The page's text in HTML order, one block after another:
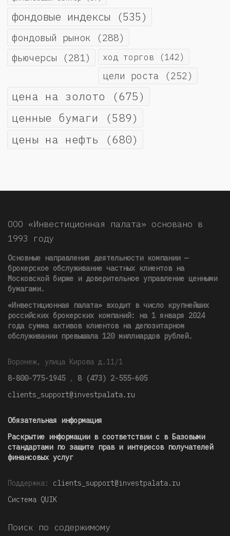
фондовые индексы (535)
фондовый рынок (288)
фьючерсы (281) ход торгов (142)
цели роста (252)
цена на золото (675)
ценные бумаги (589)
цены на нефть (680)
ООО «Инвестиционная палата» основано в
1993 году
Основные направления деятельности компании —
брокерское обслуживание частных клиентов на
Московской бирже и доверительное управление ценными
бумагами.
«Инвестиционная палата» входит в число крупнейших
российских брокерских компаний: на 1 января 2024
года сумма активов клиентов на депозитарном
обслуживании превышала 120 миллиардов рублей.
Воронеж, улица Кирова д.11/1
8-800-775-1945 , 8 (473) 2-555-605
clients_support@investpalata.ru
Обязательная информация
Раскрытие информации в соответствии с в Базовыми
стандартами по защите прав и интересов получателей
финансовых услуг
Поддержка: clients_support@investpalata.ru
Система QUIK
Поиск по содержимому